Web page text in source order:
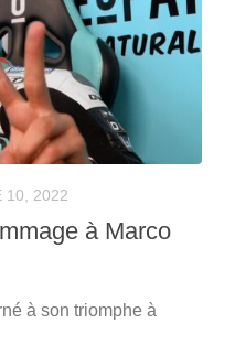
10, 2022
à Marco
à son triomphe à